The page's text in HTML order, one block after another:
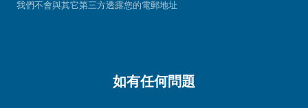
我們不會與其它第三方透露您的電郵地址
如有任何問題